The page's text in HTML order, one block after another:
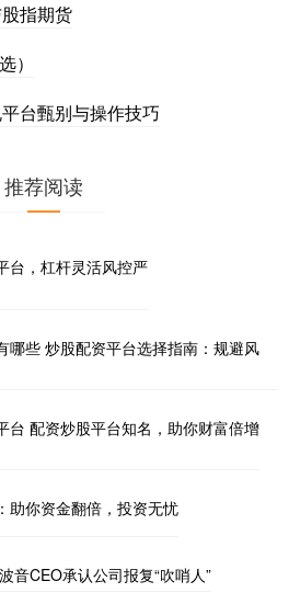
指期货
）
台甄别与操作技巧
推荐阅读
台，杠杆灵活风控严
哪些 炒股配资平台选择指南：规避风
台 配资炒股平台知名，助你财富倍增
助你资金翻倍，投资无忧
音CEO承认公司报复“吹哨人”